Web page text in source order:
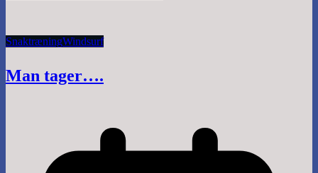
SnaktræningWindsurf
Man tager….